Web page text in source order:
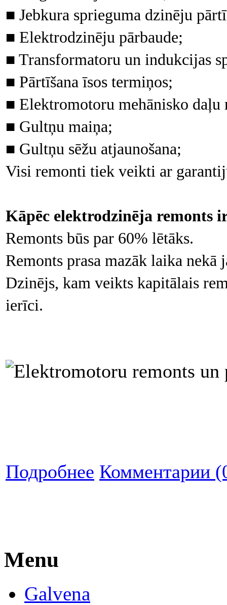
■ Jebkura sprieguma dzinēju
■ Elektrodzinēju pārbaude;
■ Transformatoru un indukcijas
■ Pārtīšana īsos termiņos;
■ Elektromotoru mehānisko daļu
■ Gultņu maiņa;
■ Gultņu sēžu atjaunošana;
Visi remonti tiek veikti ar
Kāpēc elektrodzinēja remonts
Remonts būs par 60% lētāks.
Remonts prasa mazāk laika
Dzinējs, kam veikts kapitālais
ierīci.
Подробнее Комментарии
Menu
Galvena